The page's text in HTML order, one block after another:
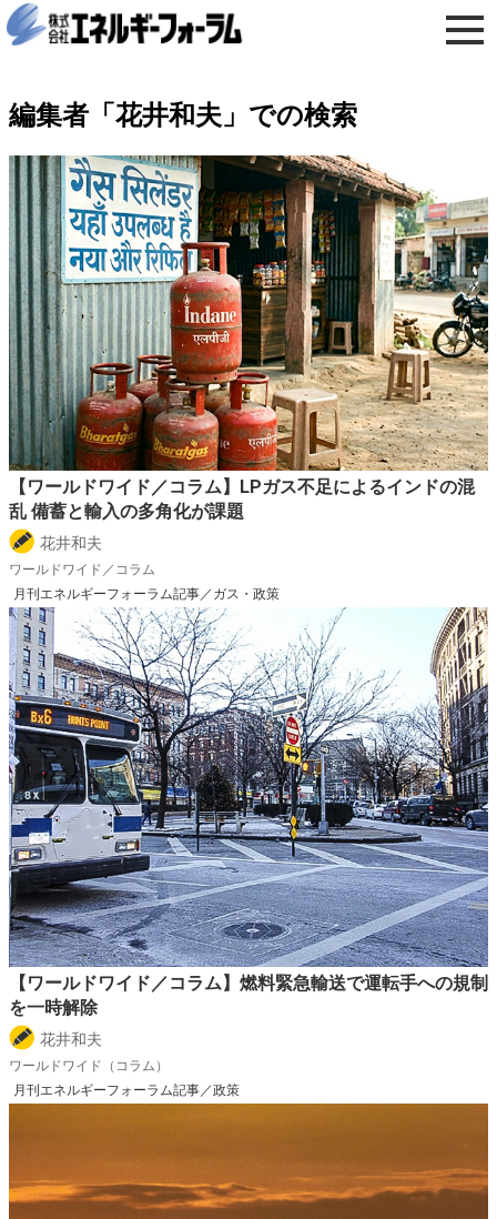
編集者「花井和夫」での検索
【ワールドワイド／コラム】LPガス不足によるインドの混
乱 備蓄と輸入の多角化が課題
花井和夫
ワールドワイド／コラム
月刊エネルギーフォーラム記事／ガス・政策
【ワールドワイド／コラム】燃料緊急輸送で運転手への規制
を一時解除
花井和夫
ワールドワイド（コラム）
月刊エネルギーフォーラム記事／政策